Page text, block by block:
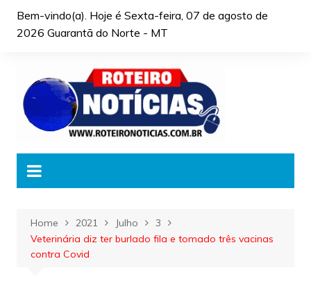
Bem-vindo(a). Hoje é Sexta-feira, 07 de agosto de
2026 Guarantã do Norte - MT
Home 2021 Julho
3
Veterinária diz ter burlado fila e tomado três vacinas
contra Covid